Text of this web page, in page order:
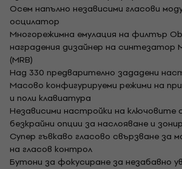
Осем напълно независими гласови
осцилатор
Многорежимна емулация на филтър
наградения дизайнер на синтезатор
(MRB)
Над 330 предварително зададени
Масово конфигурируеми режими на
и поли клавиатура
Независими настройки на ключовите
безкрайни опции за наслояване и
Супер гъвкаво гласово свързване за
на гласов контрол
Бутони за фокусиране за незабавно